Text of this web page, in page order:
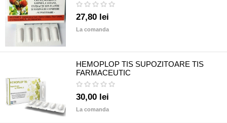
27,80 lei
La comanda
HEMOPLOP TIS SUPOZITOARE TIS
FARMACEUTIC
30,00 lei
La comanda